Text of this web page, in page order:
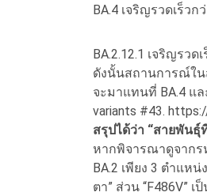
BA.4 เจริญรวดเร็ว
BA.2.12.1 เจริญรวด
ดังนั้นสถานการณ์ใน
จะมาแทนที่ BA.4 แล
variants #43.
สรุปได้ว่า “สายพันธุ์
หากพิจารณาดูจากร
BA.2 เพียง 3 ตำแห
ตา” ส่วน “F486V”